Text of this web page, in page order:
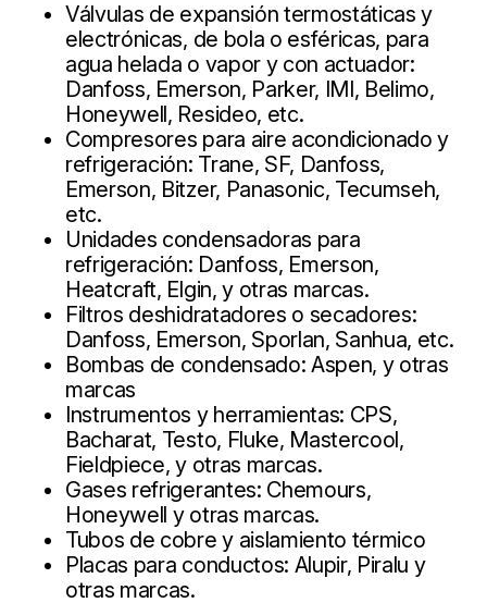
Válvulas de expansión termostáticas y
electrónicas, de bola o esféricas, para
agua helada o vapor y con actuador:
Danfoss, Emerson, Parker, IMI, Belimo,
Honeywell, Resideo, etc.
Compresores para aire acondicionado y
refrigeración: Trane, SF, Danfoss,
Emerson, Bitzer, Panasonic, Tecumseh,
etc.
Unidades condensadoras para
refrigeración: Danfoss, Emerson,
Heatcraft, Elgin, y otras marcas.
Filtros deshidratadores o secadores:
Danfoss, Emerson, Sporlan, Sanhua, etc.
Bombas de condensado: Aspen, y otras
marcas
Instrumentos y herramientas: CPS,
Bacharat, Testo, Fluke, Mastercool,
Fieldpiece, y otras marcas.
Gases refrigerantes: Chemours,
Honeywell y otras marcas.
Tubos de cobre y aislamiento térmico
Placas para conductos: Alupir, Piralu y
otras marcas.